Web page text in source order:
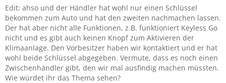
Edit: ahso und der Händler hat wohl nur einen Schlüssel
bekommen zum Auto und hat den zweiten nachmachen lassen.
Der hat aber nicht alle Funktionen, z.B. funktioniert Keyless Go
nicht und es gibt auch keinen Knopf zum Aktivieren der
Klimaanlage. Den Vorbesitzer haben wir kontaktiert und er hat
wohl beide Schlüssel abgegeben. Vermute, dass es noch einen
Zwischenhändler gibt, den wir mal ausfindig machen müssten.
Wie würdet ihr das Thema sehen?